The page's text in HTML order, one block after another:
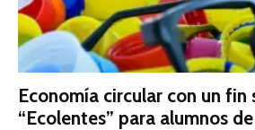
Economía circular con un fin
“Ecolentes” para alumnos